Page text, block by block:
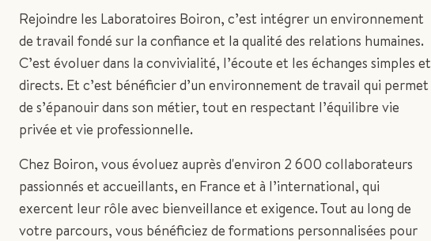
Rejoindre les Laboratoires Boiron, c’est intégrer un environnement
de travail fondé sur la confiance et la qualité des relations humaines.
C’est évoluer dans la convivialité, l’écoute et les échanges simples et
directs. Et c’est bénéficier d’un environnement de travail qui permet
de s’épanouir dans son métier, tout en respectant l’équilibre vie
privée et vie professionnelle.
Chez Boiron, vous évoluez auprès d'environ 2 600 collaborateurs
passionnés et accueillants, en France et à l’international, qui
exercent leur rôle avec bienveillance et exigence. Tout au long de
votre parcours, vous bénéficiez de formations personnalisées pour